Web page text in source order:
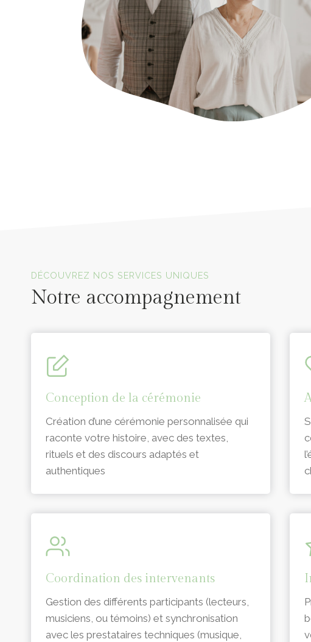
DÉCOUVREZ NOS SERVICES UNIQUES
Notre accompagnement
Conception de la cérémonie
Création d’une cérémonie personnalisée qui
raconte votre histoire, avec des textes,
rituels et des discours adaptés et
authentiques
Coordination des intervenants
Gestion des différents participants (lecteurs,
musiciens, ou témoins) et synchronisation
avec les prestataires techniques (musique,